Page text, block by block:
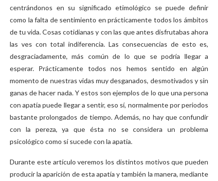
centrándonos en su significado etimológico se puede definir
como la falta de sentimiento en prácticamente todos los ámbitos
de tu vida. Cosas cotidianas y con las que antes disfrutabas ahora
las ves con total indiferencia. Las consecuencias de esto es,
desgraciadamente, más común de lo que se podría llegar a
esperar. Prácticamente todos nos hemos sentido en algún
momento de nuestras vidas muy desganados, desmotivados y sin
ganas de hacer nada. Y estos son ejemplos de lo que una persona
con apatía puede llegar a sentir, eso sí, normalmente por periodos
bastante prolongados de tiempo. Además, no hay que confundir
con la pereza, ya que ésta no se considera un problema
psicológico como sí sucede con la apatía.
Durante este artículo veremos los distintos motivos que pueden
producir la aparición de esta apatía y también la manera, mediante